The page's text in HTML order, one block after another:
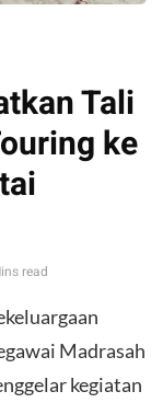
Tali
ke
read
Madrasah
kegiatan